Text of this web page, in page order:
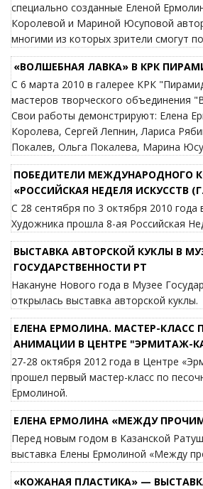
специально созданные Еленой
Королевой и Мариной Юсуповой
многими из которых зрители смогут
«ВОЛШЕБНАЯ ЛАВКА» В КРК
С 6 марта 2010 в галерее КРК
мастеров творческого объединения
Свои работы демонстрируют: Елена
Королева, Сергей Лепнин, Лариса
Покалев, Ольга Покалева, Марина
ПОБЕДИТЕЛИ МЕЖДУНАРОДНОГО
«РОССИЙСКАЯ НЕДЕЛЯ ИСКУССТВ
С 28 сентября по 3 октября 2010
Художника прошла 8-ая Российская
ВЫСТАВКА АВТОРСКОЙ КУКЛЫ В
ГОСУДАРСТВЕННОСТИ РТ
Накануне Нового года в Музее
открылась выставка авторской куклы.
ЕЛЕНА ЕРМОЛИНА. МАСТЕР-КЛАСС
АНИМАЦИИ В ЦЕНТРЕ "ЭРМИТАЖ-
27-28 октября 2012 года в Центре
прошел первый мастер-класс по
Ермолиной.
ЕЛЕНА ЕРМОЛИНА «МЕЖДУ
Перед новым годом в Казанской
выставка Елены Ермолиной «Между
«КОЖАНАЯ ПЛАСТИКА» —